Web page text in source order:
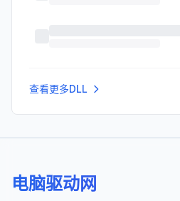
查看更多DLL
电脑驱动网